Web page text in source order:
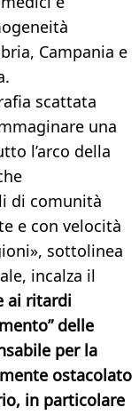
Campania e
scattata
una
l’arco della
di comunità
e con velocità
sottolinea
incalza il
ai ritardi
delle
per la
ostacolato
in particolare